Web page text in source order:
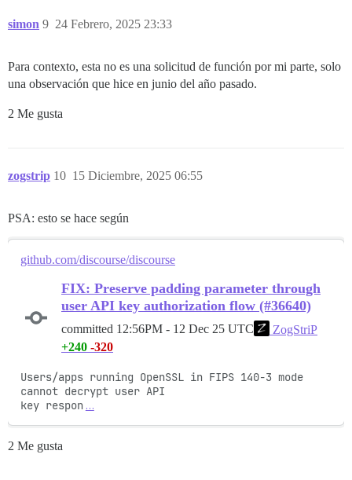
simon 24 Febrero, 2025 23:33
9
Para contexto, esta no es una solicitud de función por mi parte, solo
una observación que hice en junio del año pasado.
2 Me gusta
zogstrip 15 Diciembre, 2025 06:55
10
PSA: esto se hace según
github.com/discourse/discourse
FIX: Preserve padding parameter through
user API key authorization flow (#36640)
committed 12:56PM - 12 Dec 25 UTC
ZogStriP
+240 -320
Users/apps running OpenSSL in FIPS 140-3 mode
cannot decrypt user API
key respon …
2 Me gusta